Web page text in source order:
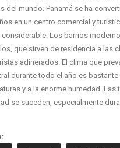
del mundo. Panamá se ha
en un centro comercial y
considerable. Los barrios
que sirven de residencia a las
adinerados. El clima que
durante todo el año es
y a la enorme humedad. Las
se suceden, especialmente